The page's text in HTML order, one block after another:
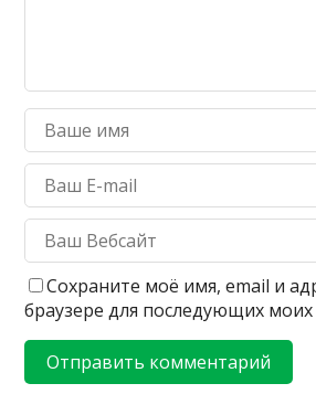
Сохраните моё имя, email и
браузере для последующих